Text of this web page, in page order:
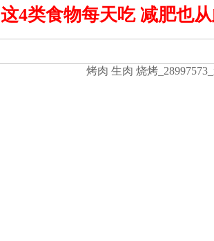
这4类食物每天吃 减肥也